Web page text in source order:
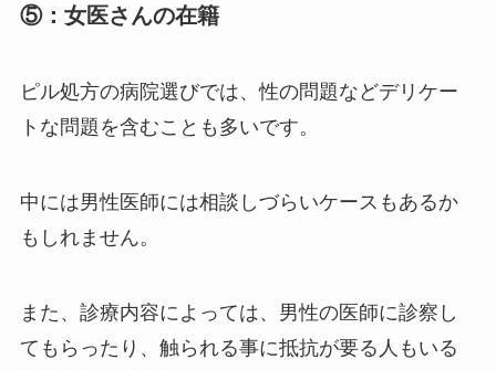
⑤：女医さんの在籍
ピル処方の病院選びでは、性の問題などデリケー
トな問題を含むことも多いです。
中には男性医師には相談しづらいケースもあるか
もしれません。
また、診療内容によっては、男性の医師に診察し
てもらったり、触られる事に抵抗が要る人もいる